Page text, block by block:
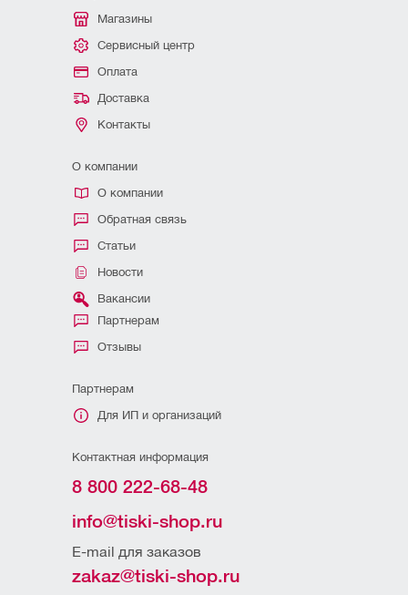
Магазины
Сервисный центр
Оплата
Доставка
Контакты
О компании
О компании
Обратная связь
Статьи
Новости
Вакансии
Партнерам
Отзывы
Партнерам
Для ИП и организаций
Контактная информация
8 800 222-68-48
info@tiski-shop.ru
E-mail для заказов
zakaz@tiski-shop.ru